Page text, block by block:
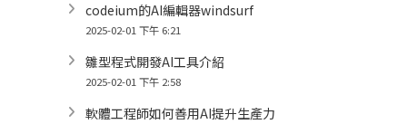
codeium的AI編輯器windsurf
2025-02-01 下午 6:21
雛型程式開發AI工具介紹
2025-02-01 下午 2:58
軟體工程師如何善用AI提升生產力